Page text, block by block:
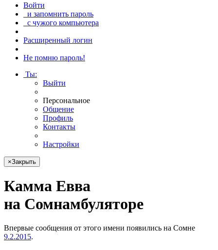
Войти
и запомнить пароль
с чужого компьютера
Расширенный логин
Не помню пароль!
Ты:
Выйти
Персональное
Общение
Профиль
Контакты
Настройки
×Закрыть
Кам­ма Ев­ва
на Сом­намбу­лято­ре
Впервые сообщения от этого имени появились на Сомне
9.2.2015.